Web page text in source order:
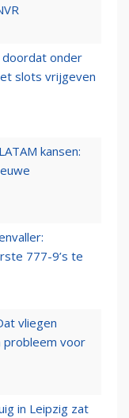
onder
slots vrijgeven
kansen:
777-9’s te
vliegen
voor
in Leipzig zat